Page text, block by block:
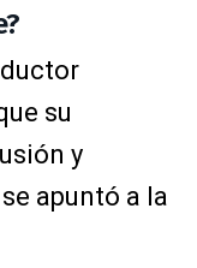
su
y
apuntó a la